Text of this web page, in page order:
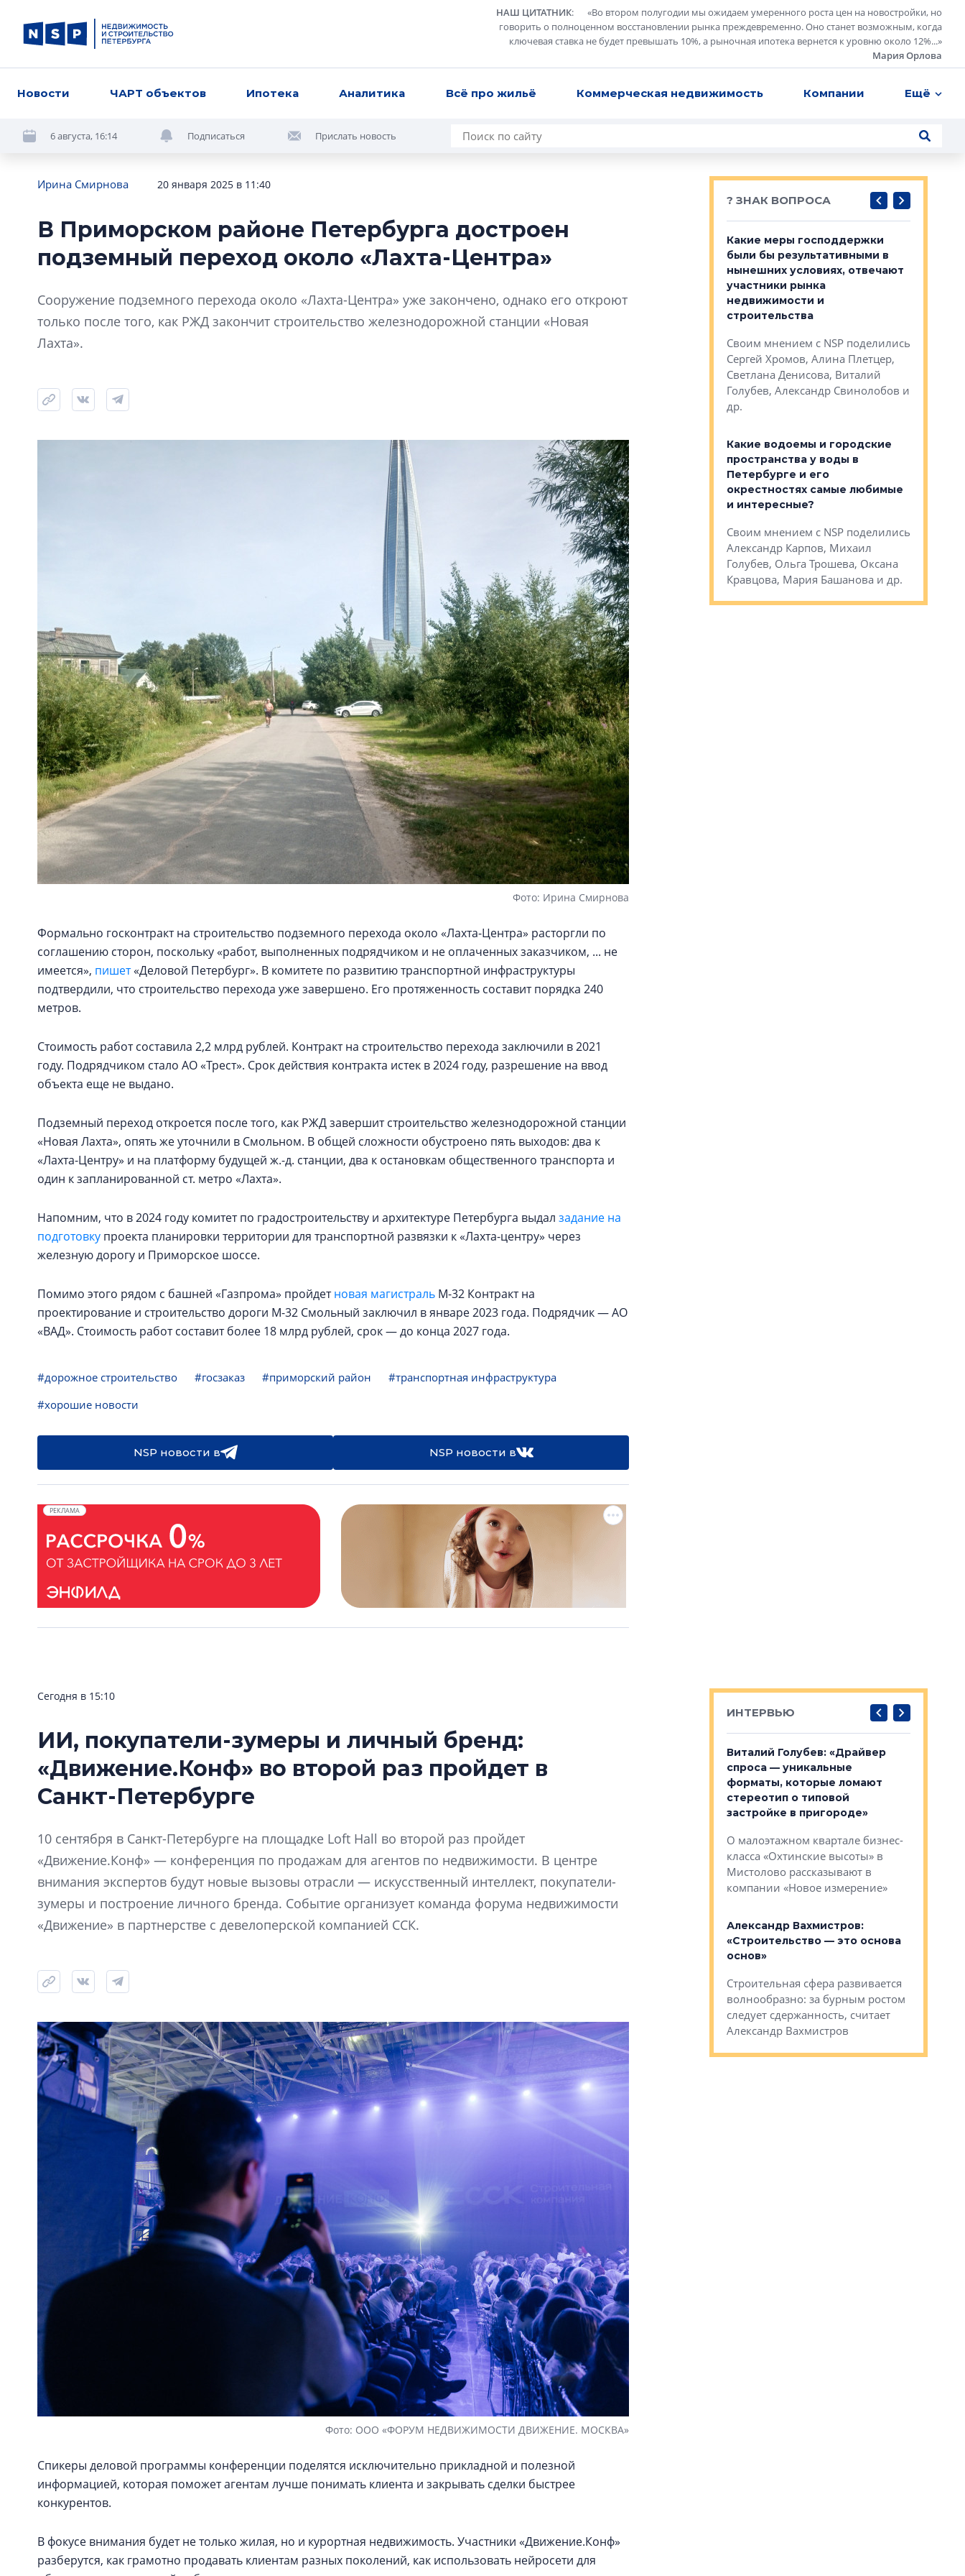
НАШ ЦИТАТНИК: «Во втором полугодии мы ожидаем умеренного роста цен на новостройки, но
говорить о полноценном восстановлении рынка преждевременно. Оно станет возможным, когда
ключевая ставка не будет превышать 10%, а рыночная ипотека вернется к уровню около 12%...»
Мария Орлова
Новости ЧАРТ объектов Ипотека Аналитика Всё про жильё Коммерческая недвижимость Компании Ещё
6 августа, 16:14 Подписаться Прислать новость
Ирина Смирнова 20 января 2025 в 11:40
В Приморском районе Петербурга достроен
подземный переход около «Лахта-Центра»
Сооружение подземного перехода около «Лахта-Центра» уже закончено, однако его откроют
только после того, как РЖД закончит строительство железнодорожной станции «Новая
Лахта».
Фото: Ирина Смирнова
Формально госконтракт на строительство подземного перехода около «Лахта-Центра» расторгли по
соглашению сторон, поскольку «работ, выполненных подрядчиком и не оплаченных заказчиком, ... не
имеется», пишет«Деловой Петербург». В комитете по развитию транспортной инфраструктуры
подтвердили, что строительство перехода уже завершено. Его протяженность составит порядка 240
метров.
Стоимость работ составила 2,2 млрд рублей. Контракт на строительство перехода заключили в 2021
году. Подрядчиком стало АО «Трест». Срок действия контракта истек в 2024 году, разрешение на ввод
объекта еще не выдано.
Подземный переход откроется после того, как РЖД завершит строительство железнодорожной станции
«Новая Лахта», опять же уточнили в Смольном. В общей сложности обустроено пять выходов: два к
«Лахта-Центру» и на платформу будущей ж.-д. станции, два к остановкам общественного транспорта и
один к запланированной ст. метро «Лахта».
Напомним, что в 2024 году комитет по градостроительству и архитектуре Петербурга выдал задание на
подготовку проекта планировки территории для транспортной развязки к «Лахта-центру» через
железную дорогу и Приморское шоссе.
Помимо этого рядом с башней «Газпрома» пройдетновая магистраль М-32 Контракт на
проектирование и строительство дороги М-32 Смольный заключил в январе 2023 года. Подрядчик — АО
«ВАД». Стоимость работ составит более 18 млрд рублей, срок — до конца 2027 года.
#дорожное строительство #госзаказ #приморский район
#транспортная инфраструктура
#хорошие новости
NSP новости в NSP новости в
РЕКЛАМА
? ЗНАК ВОПРОСА
Разрыв цен между первичкой и
вторичкой: что это значит для
Разрыв цен между первичкой и
вторичкой: что это значит для
рынка? Своим мнением об этом
специальности и компетенции
в сфере девелопмента и
строительства?
Своим мнением с NSP поделились
Валентина Калинина, Анжелика
Альшаева, Александр
Свинолобов, Александр Кравцов,
Кирилл Кудинов и др.
Какие меры господдержки
были бы результативными в
нынешних условиях, отвечают
участники рынка
недвижимости и
строительства
Своим мнением с NSP поделились
Сергей Хромов, Алина Плетцер,
Светлана Денисова, Виталий
Голубев, Александр Свинолобов и
др.
Какие водоемы и городские
пространства у воды в
Петербурге и его
окрестностях самые любимые
и интересные?
Своим мнением с NSP поделились
Александр Карпов, Михаил
Голубев, Ольга Трошева, Оксана
Кравцова, Мария Башанова и др.
Сегодня в 15:10
ИИ, покупатели-зумеры и личный бренд:
«Движение.Конф» во второй раз пройдет в
Санкт-Петербурге
10 сентября в Санкт-Петербурге на площадке Loft Hall во второй раз пройдет
«Движение.Конф» — конференция по продажам для агентов по недвижимости. В центре
внимания экспертов будут новые вызовы отрасли — искусственный интеллект, покупатели-
зумеры и построение личного бренда. Событие организует команда форума недвижимости
«Движение» в партнерстве с девелоперской компанией ССК.
Фото: ООО «ФОРУМ НЕДВИЖИМОСТИ ДВИЖЕНИЕ. МОСКВА»
Спикеры деловой программы конференции поделятся исключительно прикладной и полезной
информацией, которая поможет агентам лучше понимать клиента и закрывать сделки быстрее
конкурентов.
В фокусе внимания будет не только жилая, но и курортная недвижимость. Участники «Движение.Конф»
разберутся, как грамотно продавать клиентам разных поколений, как использовать нейросети для
ИНТЕРВЬЮ
используем опыт Bonava, но мы
гендиректор STAVNI Александр
Арсений Лаптев: «Мы не
Лаптевым
Виталий Голубев: «Драйвер
спроса — уникальные
форматы, которые ломают
стереотип о типовой
застройке в пригороде»
О малоэтажном квартале бизнес-
класса «Охтинские высоты» в
Мистолово рассказывают в
компании «Новое измерение»
Александр Вахмистров:
«Строительство — это основа
основ»
Строительная сфера развивается
волнообразно: за бурным ростом
следует сдержанность, считает
Александр Вахмистров